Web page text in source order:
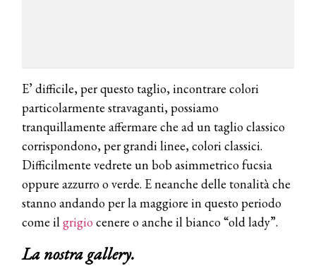
E’ difficile, per questo taglio, incontrare colori
particolarmente stravaganti, possiamo
tranquillamente affermare che ad un taglio classico
corrispondono, per grandi linee, colori classici.
Difficilmente vedrete un bob asimmetrico fucsia
oppure azzurro o verde. E neanche delle tonalità che
stanno andando per la maggiore in questo periodo
come ilgrigio cenere o anche il bianco “old lady”.
La nostra gallery.